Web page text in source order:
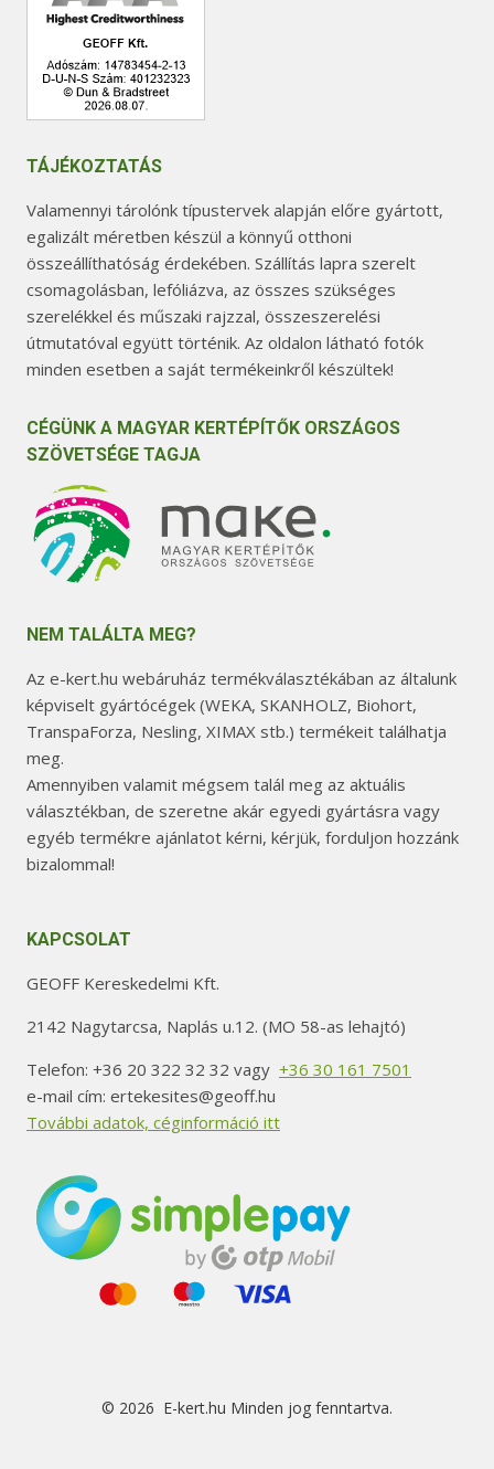
TÁJÉKOZTATÁS
Valamennyi tárolónk típustervek alapján előre gyártott,
egalizált méretben készül a könnyű otthoni
összeállíthatóság érdekében. Szállítás lapra szerelt
csomagolásban, lefóliázva, az összes szükséges
szerelékkel és műszaki rajzzal, összeszerelési
útmutatóval együtt történik. Az oldalon látható fotók
minden esetben a saját termékeinkről készültek!
CÉGÜNK A MAGYAR KERTÉPÍTŐK ORSZÁGOS
SZÖVETSÉGE TAGJA
NEM TALÁLTA MEG?
Az e-kert.hu webáruház termékválasztékában az általunk
képviselt gyártócégek (WEKA, SKANHOLZ, Biohort,
TranspaForza, Nesling, XIMAX stb.) termékeit találhatja
meg.
Amennyiben valamit mégsem talál meg az aktuális
választékban, de szeretne akár egyedi gyártásra vagy
egyéb termékre ajánlatot kérni, kérjük, forduljon hozzánk
bizalommal!
KAPCSOLAT
GEOFF Kereskedelmi Kft.
2142 Nagytarcsa, Naplás u.12. (MO 58-as lehajtó)
Telefon: +36 20 322 32 32 vagy +36 30 161 7501
e-mail cím: ertekesites@geoff.hu
További adatok, céginformáció itt
© 2026 E-kert.hu Minden jog fenntartva.